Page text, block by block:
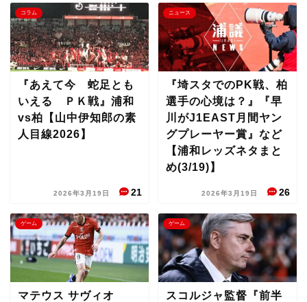
コラム
『あえて今 蛇足とも
いえる ＰＫ戦』浦和
vs柏【山中伊知郎の素
人目線2026】
2026年3月19日 21
ニュース
『埼スタでのPK戦、柏
選手の心境は？』『早
川がJ1EAST月間ヤン
グプレーヤー賞』など
【浦和レッズネタまと
め(3/19)】
2026年3月19日 26
ゲーム
マテウス サヴィオ
ゲーム
スコルジャ監督『前半